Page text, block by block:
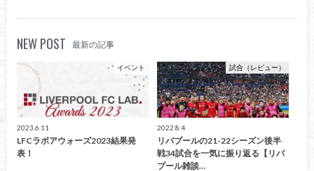
NEW POST 最新の記事
イベント
2023.6.11
LFCラボアウォーズ2023結果発
表！
試合（レビュー）
2022.8.4
リバプールの21-22シーズン後半
戦34試合を一気に振り返る【リバ
プール雑談…